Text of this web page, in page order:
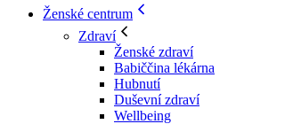
Ženské centrum
Zdraví
Ženské zdraví
Babiččina lékárna
Hubnutí
Duševní zdraví
Wellbeing